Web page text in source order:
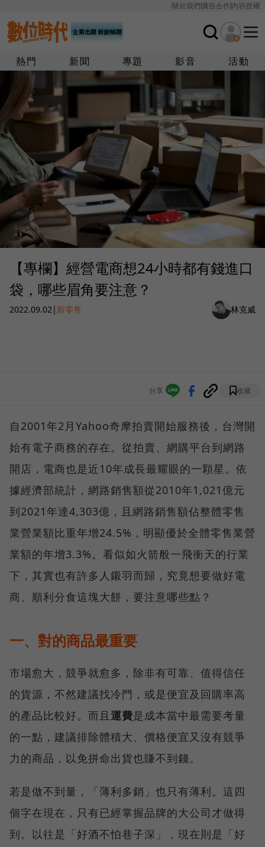
關於我們廣告合作內容授權
熱門 新聞 專題 影音 活動
【專欄】經營電商想24小時都有錢進口
袋，哪些眉角要注意？
2022.09.02| 新零售 林克威
分享 收藏
自2001年2月Yahoo奇摩拍賣開始服務後，台灣開
始有電子商務的存在。從拍賣、網購平台到網路
開店，電商也是近10年成長最耀眼的一顆星。依
據經濟部統計，網路銷售額從2010年1,021億元
到2021年達4,303億，且網路銷售額佔整體零售
業營業額比重年增24.5%，明顯優於全體零售業營
業額的年增3.3%。看似如火箭般一飛衝天的行業
下，其實也有許多人鎩羽而歸，究竟想要做好電
商、順利分食這塊大餅，要注意哪些點？
一、對的商品最重要
市場愈大，競爭就愈多，除非有可靠、值得信任
的貨源，不然建議找冷門，或是便宜及回購率高
的產品比較好。而且 運費是成本當中最需要考量
的一點，建議排除體積大、價格便宜又沒有競爭
力的商品，以免拼命出貨也賺不到錢。
若是做不到量，「薄利多銷」也只有薄利。這四
個字在現在，只有已經掌握品牌的大公司才做得
到。以往是「好酒不怕巷子深」，現在則是「好